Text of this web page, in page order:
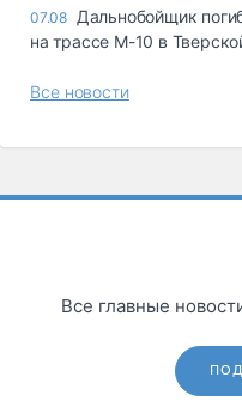
07.08 Дальнобойщик
на трассе М-10 в
Все новости
Все главные